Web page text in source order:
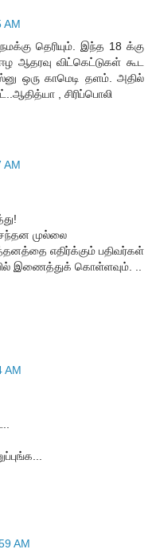
AM
தெரியும். இந்த 18 க்கு
ஆதரவு விட்கெட்டுகள் கூட
ஒரு காமெடி தளம். அதில்
, சிரிப்பொலி
AM
சந்தன முல்லை
எதிர்க்கும் பதிவர்கள்
இணைத்துக் கொள்ளவும். ..
AM
AM